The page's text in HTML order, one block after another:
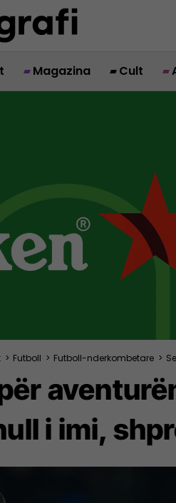
Magazina Cult
> Futboll > Futboll-nderkombetare >
i imi,